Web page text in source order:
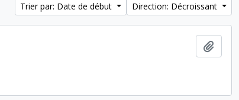
Trier par: Date de début Direction: Décroissant